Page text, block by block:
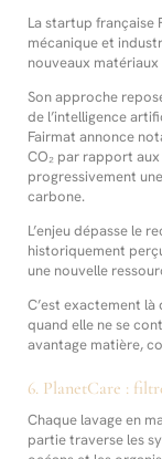
La startup française
mécanique et
nouveaux
Son approche
de l’intelligence
Fairmat annonce
CO₂ par rapport
progressivement
carbone.
L’enjeu dépasse le
historiquement
une nouvelle
C’est exactement
quand elle ne se
avantage matière,
6. PlanetCare :
Chaque lavage en
partie traverse les